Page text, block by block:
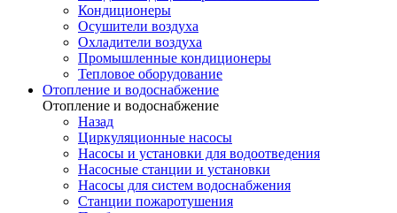
Кондиционеры
Осушители воздуха
Охладители воздуха
Промышленные кондиционеры
Тепловое оборудование
Отопление и водоснабжение
Отопление и водоснабжение
Назад
Циркуляционные насосы
Насосы и установки для водоотведения
Насосные станции и установки
Насосы для систем водоснабжения
Станции пожаротушения